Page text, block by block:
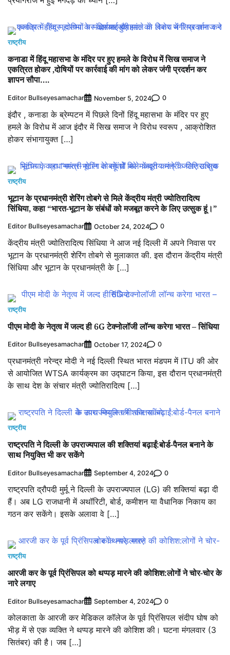
राष्ट्रीय
कनाडा में हिंदू महासभा के मंदिर पर हुए हमले के विरोध में सिख समाज ने
एकत्रित होकर ,दोषियों पर कार्रवाई की मांग को लेकर जंगी प्रदर्शन कर
ज्ञापन सौपा….
Editor Bullseyesamachar November 5, 2024 0
इंदौर , कनाडा के ब्रेम्पटन में पिछले दिनों हिंदू महासभा के मंदिर पर हुए
हमले के विरोध में आज इंदौर में सिख समाज ने विरोध स्वरूप , आक्रोशित
होकर संभागायुक्त […]
राष्ट्रीय
भूटान के प्रधानमंत्री शेरिंग तोबगे से मिले केंद्रीय मंत्री ज्योतिरादित्य
सिंधिया, कहा “भारत-भूटान के संबंधों को मजबूत करने के लिए उत्सुक हूं।”
Editor Bullseyesamachar October 24, 2024 0
केंद्रीय मंत्री ज्योतिरादित्य सिंधिया ने आज नई दिल्ली में अपने निवास पर
भूटान के प्रधानमंत्री शेरिंग तोबगे से मुलाकात की. इस दौरान केंद्रीय मंत्री
सिंधिया और भूटान के प्रधानमंत्री के […]
राष्ट्रीय
पीएम मोदी के नेतृत्व में जल्द ही 6G टेक्नोलॉजी लॉन्च करेगा भारत – सिंधिया
Editor Bullseyesamachar October 17, 2024 0
प्रधानमंत्री नरेन्द्र मोदी ने नई दिल्ली स्थित भारत मंडपम में ITU की ओर
से आयोजित WTSA कार्यक्रम का उद्घाटन किया, इस दौरान प्रधानमंत्री
के साथ देश के संचार मंत्री ज्योतिरादित्य […]
राष्ट्रीय
राष्ट्रपति ने दिल्ली के उपराज्यपाल की शक्तियां बढ़ाईं:बोर्ड-पैनल बनाने के
साथ नियुक्ति भी कर सकेंगे
Editor Bullseyesamachar September 4, 2024 0
राष्ट्रपति द्रौपदी मुर्मू ने दिल्ली के उपराज्यपाल (LG) की शक्तियां बढ़ा दी
हैं। अब LG राजधानी में अथॉरिटी, बोर्ड, कमीशन या वैधानिक निकाय का
गठन कर सकेंगे। इसके अलावा वे […]
राष्ट्रीय
आरजी कर के पूर्व प्रिंसिपल को थप्पड़ मारने की कोशिश:लोगों ने चोर-चोर के
नारे लगाए
Editor Bullseyesamachar September 4, 2024 0
कोलकाता के आरजी कर मेडिकल कॉलेज के पूर्व प्रिंसिपल संदीप घोष को
भीड़ में से एक व्यक्ति ने थप्पड़ मारने की कोशिश की। घटना मंगलवार (3
सितंबर) की है। जब […]